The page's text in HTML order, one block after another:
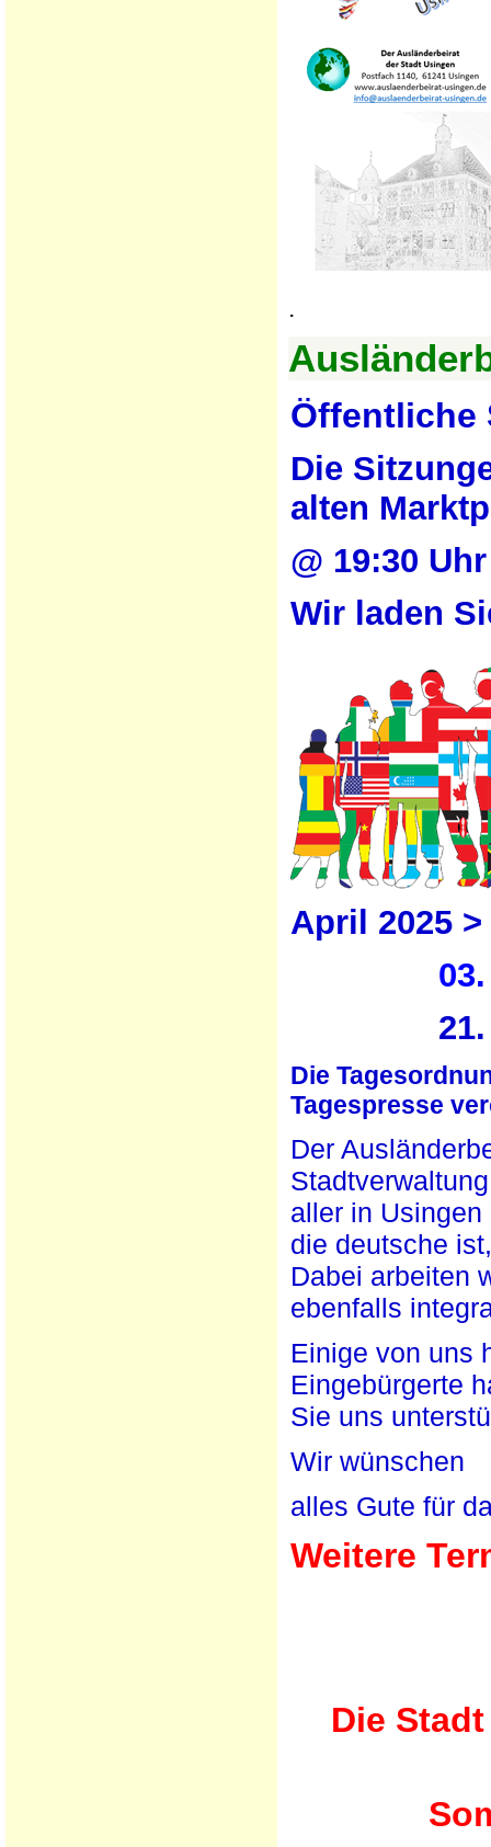
.
Öffentliche
Die
alten
@ 19:30
Wir laden
April 2025
21.
Die
Tagespresse
Der
aller in
die deutsche
Dabei arbeiten
ebenfalls
Einige von uns
Eingebürgerte
Sie uns
Wir wünschen
alles Gute für
Weitere
Die